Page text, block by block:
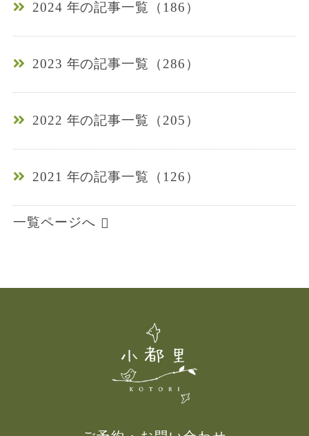
2024 年の記事一覧（186）
2023 年の記事一覧（286）
2022 年の記事一覧（205）
2021 年の記事一覧（126）
一覧ページへ